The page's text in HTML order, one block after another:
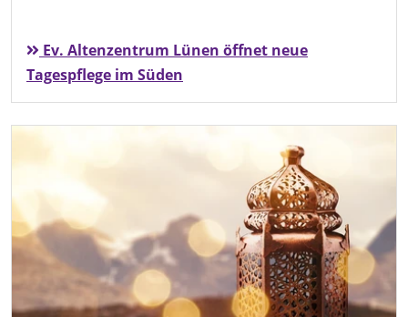
Ev. Altenzentrum Lünen öffnet neue
Tagespflege im Süden